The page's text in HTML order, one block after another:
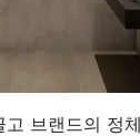
브랜드의 정